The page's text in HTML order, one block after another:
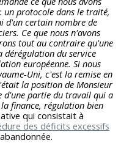
un protocole dans le traité,
d'un certain nombre de
Ce que nous n'avons
tout au contraire qu'une
dérégulation du service
européenne. Si nous
Uni, c'est la remise en
la position de Monsieur
d'une partie du travail qui a
finance, régulation bien
qui consistait à
des déficits excessifs